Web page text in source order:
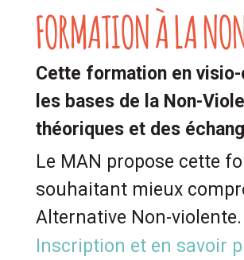
FORMATION À LA
Cette formation en
les bases de la Non-
théoriques et des
Le MAN propose cette
souhaitant mieux
Alternative Non-violente.
Inscription et en savoir